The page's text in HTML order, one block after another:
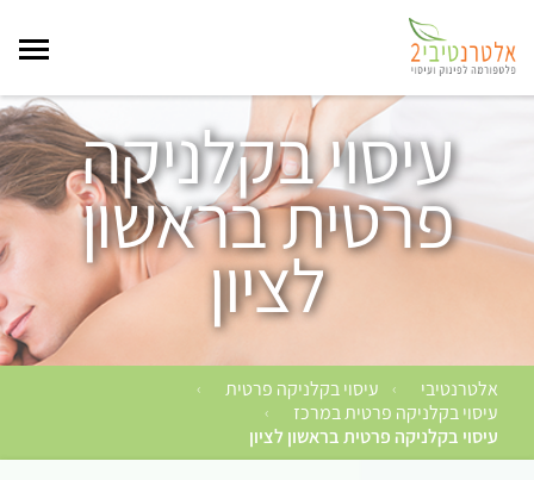
עיסוי בקלניקה
פרטית בראשון
לציון
אלטרנטיבי › עיסוי בקלניקה פרטית ›
עיסוי בקלניקה פרטית במרכז ›
עיסוי בקלניקה פרטית בראשון לציון